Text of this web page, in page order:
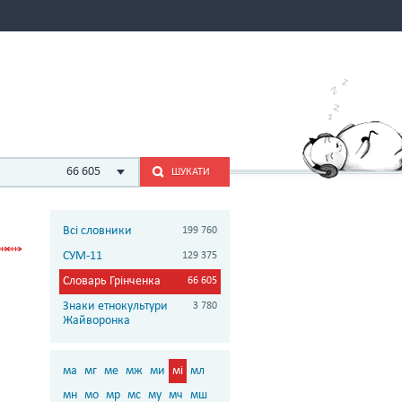
66 605 ШУКАТИ
Всі словники 199 760
СУМ-11 129 375
Словарь Грінченка 66 605
Знаки етнокультури
Жайворонка
3 780
ма мг ме мж ми мі мл
мн мо мр мс му мч мш